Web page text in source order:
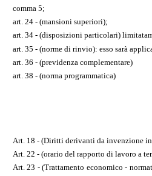
comma 5;
art. 24 - (mansioni superiori);
art. 34 - (disposizioni particolari)
art. 35 - (norme di rinvio): esso sarà
art. 36 - (previdenza complementare)
art. 38 - (norma programmatica)
Art. 18 - (Diritti derivanti da invenzione
Art. 22 - (orario del rapporto di lavoro a
Art. 23 - (Trattamento economico -